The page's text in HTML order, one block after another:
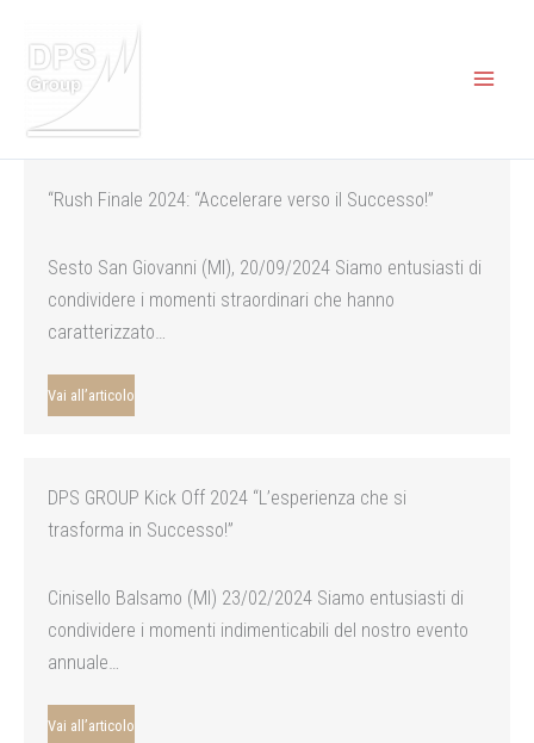
contenuto
“Rush Finale 2024: “Accelerare verso il Successo!”
Sesto San Giovanni (MI), 20/09/2024 Siamo entusiasti di
condividere i momenti straordinari che hanno
caratterizzato…
Vai all’articolo
DPS GROUP Kick Off 2024 “L’esperienza che si
trasforma in Successo!”
Cinisello Balsamo (MI) 23/02/2024 Siamo entusiasti di
condividere i momenti indimenticabili del nostro evento
annuale…
Vai all’articolo